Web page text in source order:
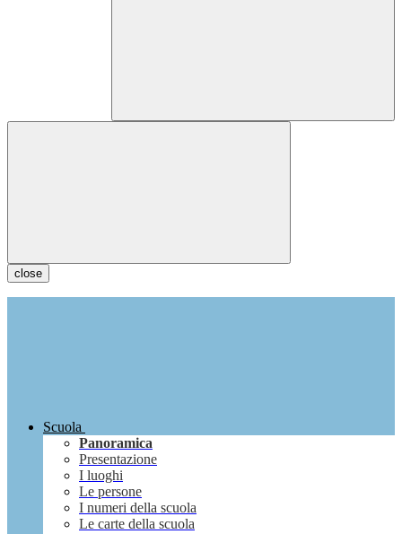
close
Scuola
Panoramica
Presentazione
I luoghi
Le persone
I numeri della scuola
Le carte della scuola